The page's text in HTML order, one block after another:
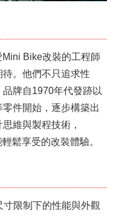
Bike改裝的工程師
。他們不只追求性
牌自1970年代發跡以
件開始，逐步構築出
維與製程技術，
鬆享受的改裝體驗。
限制下的性能與外觀